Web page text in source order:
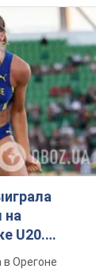
на
U20.
Орегоне